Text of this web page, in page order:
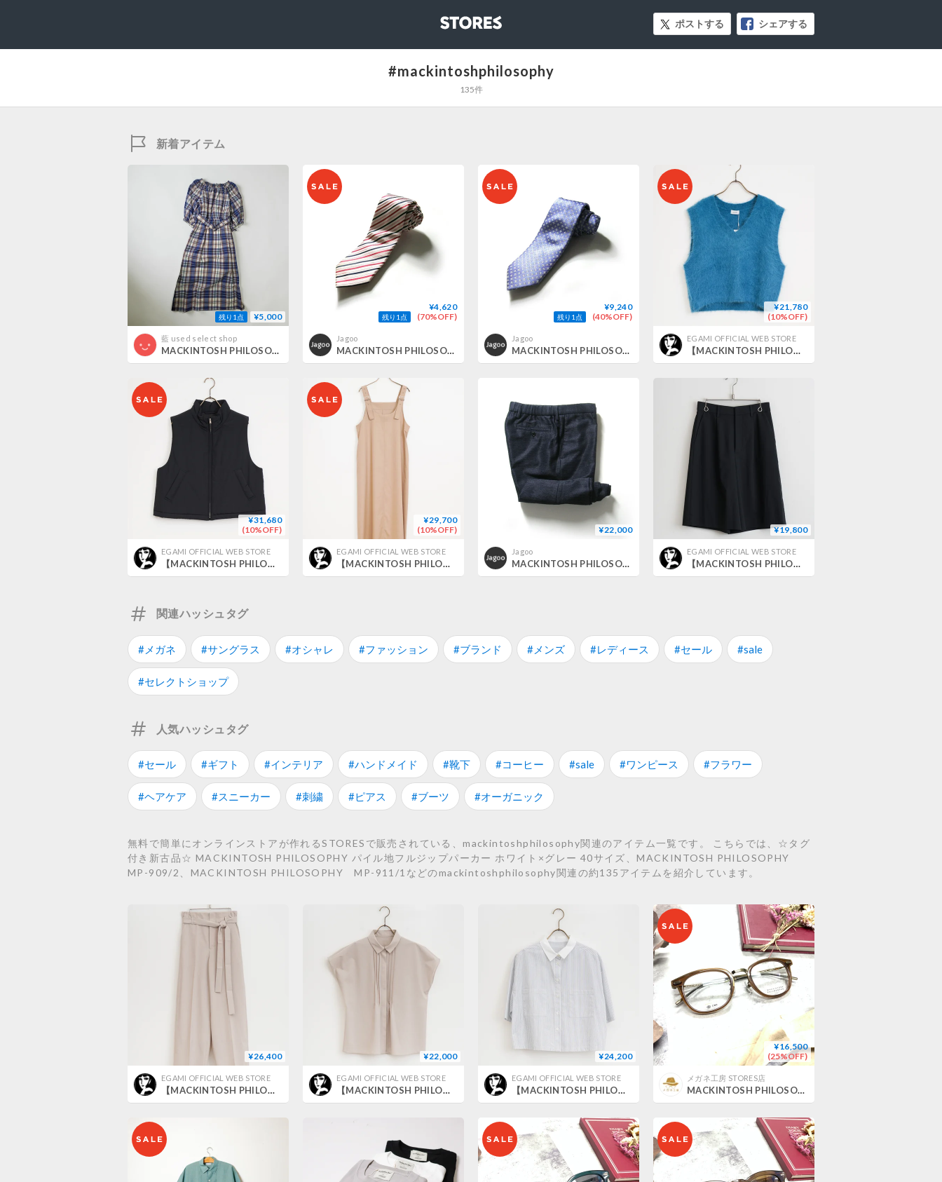
STORES ポストする シェアする
#mackintoshphilosophy
135件
新着アイテム
残り1点 ¥5,000
藍 used select shop
MACKINTOSH PHILOSOPHY リネンコットンマドラスチェック柄ワンピース 【状態ランクA】
残り1点
¥4,620
(70%OFF)
Jagoo
MACKINTOSH PHILOSOPHY ／ マッキントッシュ フィロソフィー シルク ストライプ ネクタイ 日本製 ピンク 三陽商会 ｜ オールシーズン （No.R48）
残り1点
¥9,240
(40%OFF)
Jagoo
MACKINTOSH PHILOSOPHY ／ マッキントッシュ フィロソフィー シルク 小紋柄 ネクタイ 日本製 ライトブルー 三陽商会 ｜ オールシーズン
¥21,780
(10%OFF)
EGAMI OFFICIAL WEB STORE
【MACKINTOSH PHILOSOPHY】アルパカシャギーニットベスト_251002007223
¥31,680
(10%OFF)
EGAMI OFFICIAL WEB STORE
【MACKINTOSH PHILOSOPHY】スタンドカラーパデットベスト_251002007224
¥29,700
(10%OFF)
EGAMI OFFICIAL WEB STORE
【MACKINTOSH PHILOSOPHY】2wayジャンパースカート_250904004979
¥22,000
Jagoo
MACKINTOSH PHILOSOPHY ／ マッキントッシュフィロソフィー TJJ SERIES 清涼 エラスティックパンツ カラミ織り ｜ 春夏 （No.370820）
¥19,800
EGAMI OFFICIAL WEB STORE
【MACKINTOSH PHILOSOPHY】ワンタックハーフパンツ＿250522009033
関連ハッシュタグ
#メガネ #サングラス #オシャレ #ファッション #ブランド #メンズ #レディース #セール #sale
#セレクトショップ
人気ハッシュタグ
#セール #ギフト #インテリア #ハンドメイド #靴下 #コーヒー #sale #ワンピース #フラワー
#ヘアケア #スニーカー #刺繍 #ピアス #ブーツ #オーガニック
無料で簡単にオンラインストアが作れるSTORESで販売されている、mackintoshphilosophy関連のアイテム一覧です。 こちらでは、☆タグ
付き新古品☆ MACKINTOSH PHILOSOPHY パイル地フルジップパーカー ホワイト×グレー 40サイズ、MACKINTOSH PHILOSOPHY
MP-909/2、MACKINTOSH PHILOSOPHY MP-911/1などのmackintoshphilosophy関連の約135アイテムを紹介しています。
¥26,400
EGAMI OFFICIAL WEB STORE
【MACKINTOSH PHILOSOPHY】ドライタッチハイウエストワイドパンツ＿250502007916
¥22,000
EGAMI OFFICIAL WEB STORE
【MACKINTOSH PHILOSOPHY】ドライタッチシャツブラウス＿250502007913
¥24,200
EGAMI OFFICIAL WEB STORE
【MACKINTOSH PHILOSOPHY】クレリックカラーシャツ＿250502007917
¥16,500
(25%OFF)
メガネ工房 STORES店
MACKINTOSH PHILOSOPHY MP-5028/2